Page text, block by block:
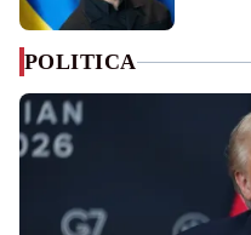
POLITICA